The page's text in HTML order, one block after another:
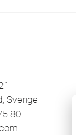
Sverige
80